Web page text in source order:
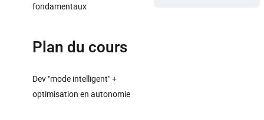
fondamentaux
Plan du cours
Dev "mode intelligent" +
optimisation en autonomie